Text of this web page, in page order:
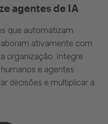
agentes de IA
que automatizam
ativamente com
organização. Integre
e agentes
decisões e multiplicar a